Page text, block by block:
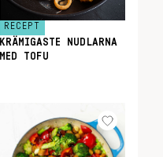
RECEPT
KRÄMIGASTE NUDLARNA
MED TOFU